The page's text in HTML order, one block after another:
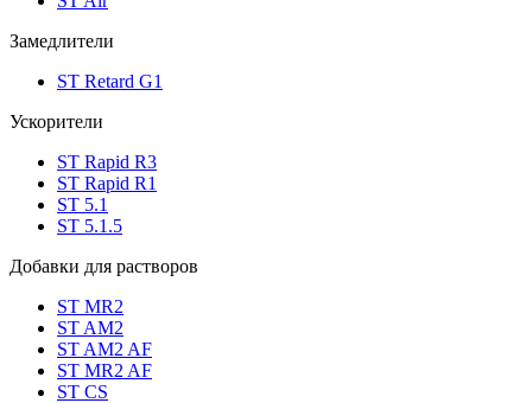
Замедлители
ST Retard G1
Ускорители
ST Rapid R3
ST Rapid R1
ST 5.1
ST 5.1.5
Добавки для растворов
ST MR2
ST AM2
ST AM2 AF
ST MR2 AF
ST CS